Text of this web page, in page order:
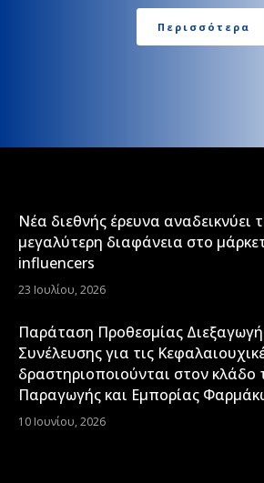
Περισσότερα
Νέα διεθνής έρευνα αναδεικνύει
μεγαλύτερη διαφάνεια στο
influencers
23 Ιουλίου, 2026
Παράταση Προθεσμίας
Συνέλευσης για τις
δραστηριοποιούνται στον κλάδο
Παραγωγής και Εμπορίας
10 Ιουνίου, 2026